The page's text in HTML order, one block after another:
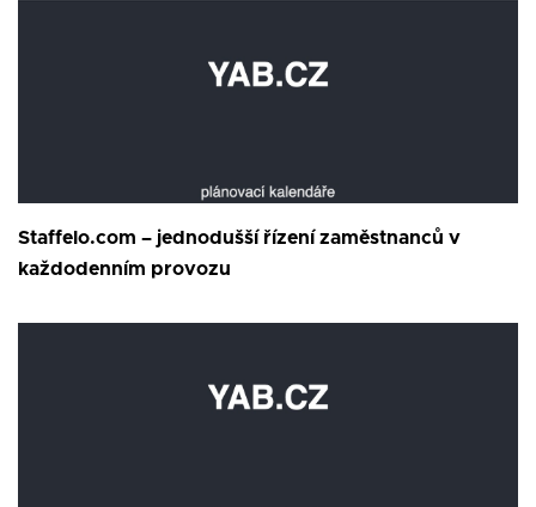
Staffelo.com – jednodušší řízení zaměstnanců v
každodenním provozu